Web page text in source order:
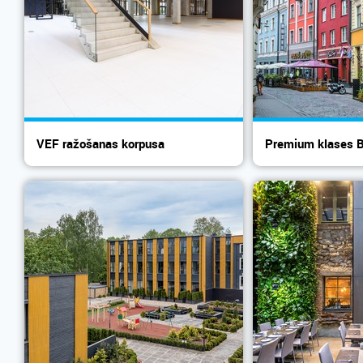
VEF ražošanas korpusa
rekonstrukcij...
Premium klases
|...